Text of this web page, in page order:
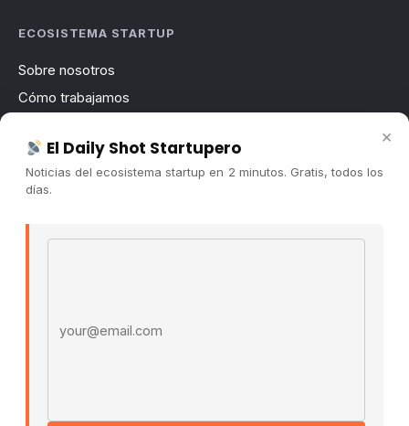
ECOSISTEMA STARTUP
Sobre nosotros
Cómo trabajamos
Contacto
Publicidad
Es La Hora de Aprender ↗
×
El Daily Shot Startupero
Noticias del ecosistema startup en 2 minutos. Gratis, todos los
días.